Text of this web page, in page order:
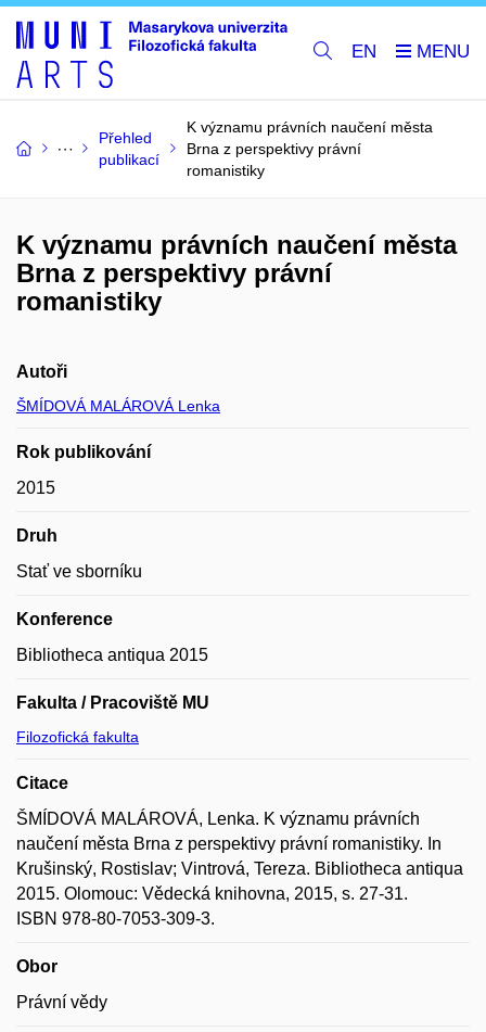
EN
Přehled
publikací
K významu právních naučení města
Brna z perspektivy právní
romanistiky
K významu právních naučení města
Brna z perspektivy právní
romanistiky
Autoři
ŠMÍDOVÁ MALÁROVÁ Lenka
Rok publikování
2015
Druh
Stať ve sborníku
Konference
Bibliotheca antiqua 2015
Fakulta / Pracoviště MU
Filozofická fakulta
Citace
ŠMÍDOVÁ MALÁROVÁ, Lenka. K významu právních
naučení města Brna z perspektivy právní romanistiky. In
Krušinský, Rostislav; Vintrová, Tereza. Bibliotheca antiqua
2015. Olomouc: Vědecká knihovna, 2015, s. 27-31.
ISBN 978-80-7053-309-3.
Obor
Právní vědy